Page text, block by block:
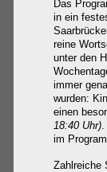
Das
in ein
reine
unter den
immer
wurden:
einen
18:40 Uhr).
im
Zahlreiche